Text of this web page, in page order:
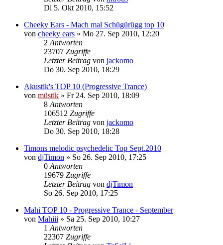
Di 5. Okt 2010, 15:52
Cheeky Ears - Mach mal Schügürügg top 10
von cheeky ears » Mo 27. Sep 2010, 12:20
2 Antworten
23707 Zugriffe
Letzter Beitrag von jackomo
Do 30. Sep 2010, 18:29
Akustik's TOP 10 (Progressive Trance)
von müstik » Fr 24. Sep 2010, 18:09
8 Antworten
106512 Zugriffe
Letzter Beitrag von jackomo
Do 30. Sep 2010, 18:28
Timons melodic psychedelic Top Sept.2010
von djTimon » So 26. Sep 2010, 17:25
0 Antworten
19679 Zugriffe
Letzter Beitrag von djTimon
So 26. Sep 2010, 17:25
Mahi TOP 10 - Progressive Trance - September
von Mahiii » Sa 25. Sep 2010, 10:27
1 Antworten
22307 Zugriffe